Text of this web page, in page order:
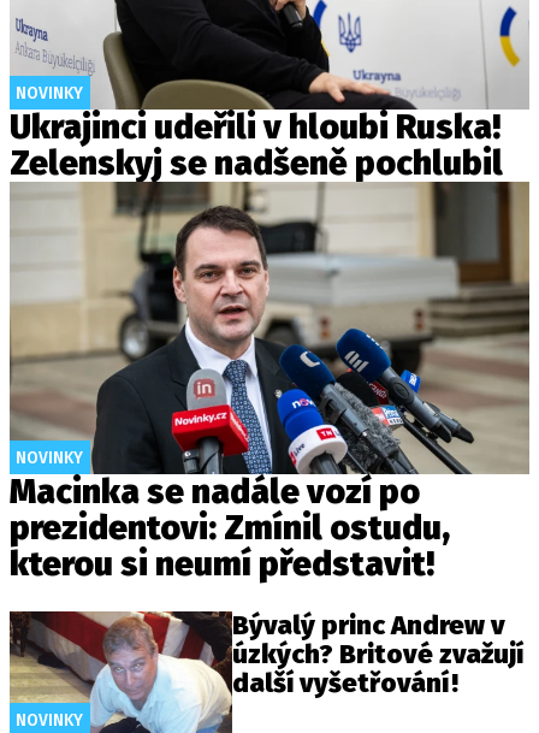
NOVINKY
Ukrajinci udeřili v hloubi Ruska!
Zelenskyj se nadšeně pochlubil
NOVINKY
Macinka se nadále vozí po
prezidentovi: Zmínil ostudu,
kterou si neumí představit!
NOVINKY
Bývalý princ Andrew v
úzkých? Britové zvažují
další vyšetřování!